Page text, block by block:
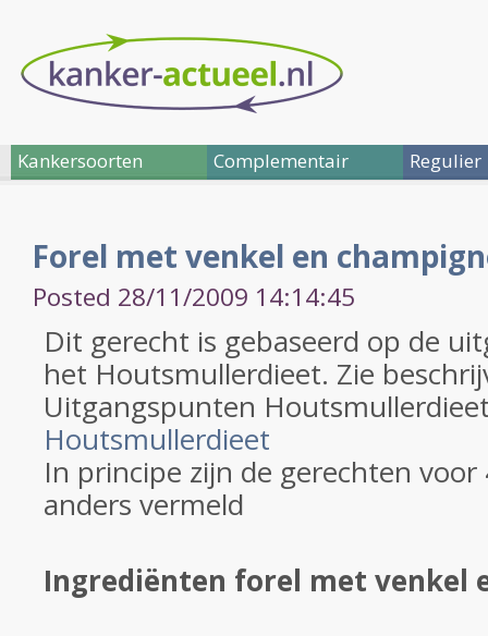
Kankersoorten Complementair Regulier
Forel met venkel en
Posted 28/11/2009 14:14:45
Dit gerecht is gebaseerd op de
het Houtsmullerdieet. Zie
Uitgangspunten
Houtsmullerdieet
In principe zijn de gerechten
anders vermeld
Ingrediënten forel met venkel